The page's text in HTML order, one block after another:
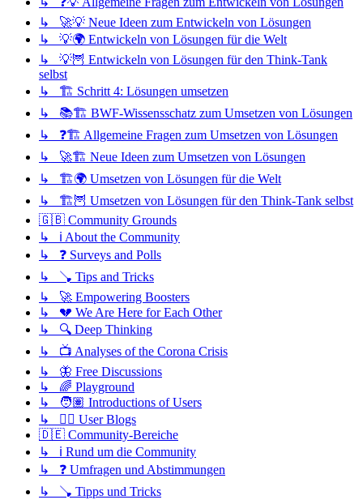
↳ 🚀💡 Neue Ideen zum Entwickeln von Lösungen
↳ 💡🌍 Entwickeln von Lösungen für die Welt
↳ 💡🦉 Entwickeln von Lösungen für den Think-Tank
selbst
↳ 🏗️ Schritt 4: Lösungen umsetzen
↳ 📚🏗️ BWF-Wissensschatz zum Umsetzen von Lösungen
↳ ❓🏗️ Allgemeine Fragen zum Umsetzen von Lösungen
↳ 🚀🏗️ Neue Ideen zum Umsetzen von Lösungen
↳ 🏗️🌍 Umsetzen von Lösungen für die Welt
↳ 🏗️🦉 Umsetzen von Lösungen für den Think-Tank selbst
🇬🇧 Community Grounds
↳ ℹ️ About the Community
↳ ❓ Surveys and Polls
↳ 🪠 Tips and Tricks
↳ 🚀 Empowering Boosters
↳ 💔 We Are Here for Each Other
↳ 🔍 Deep Thinking
↳ 📺 Analyses of the Corona Crisis
↳ 🦋 Free Discussions
↳ 🌈 Playground
↳ 🧑🏽 Introductions of Users
↳ ✍🏽 User Blogs
🇩🇪 Community-Bereiche
↳ ℹ️ Rund um die Community
↳ ❓ Umfragen und Abstimmungen
↳ 🪠 Tipps und Tricks